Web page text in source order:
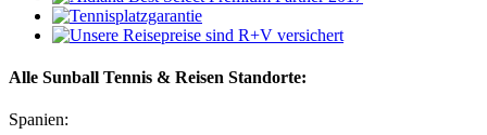
Alle Sunball Tennis & Reisen Standorte:
Spanien: